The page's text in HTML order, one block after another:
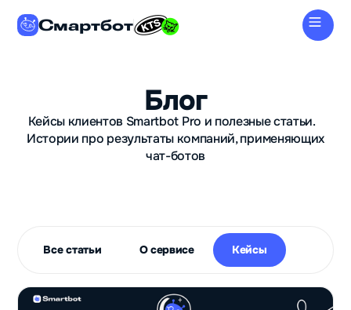
Смартбот
Блог
Кейсы клиентов Smartbot Pro и полезные статьи.
Истории про результаты компаний, применяющих
чат-ботов
Все статьи О сервисе Кейсы